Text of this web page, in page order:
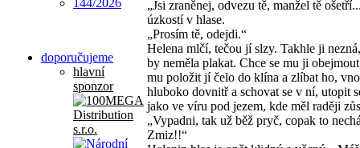
doporučujeme
hlavní
sponzor
„Jsi zraněnej, odvezu tě, manžel tě
úzkostí v hlase.
„Prosím tě, odejdi.“
Helena mlčí, tečou jí slzy. Takhle ji
by neměla plakat. Chce se mu ji
mu položit jí čelo do klína a zlíbat ho,
hluboko dovnitř a schovat se v ní, utopit
jako ve víru pod jezem, kde měl raději
„Vypadni, tak už běž pryč, copak to
Zmiz!!“